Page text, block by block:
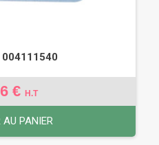
004111540
€ H.T
PANIER